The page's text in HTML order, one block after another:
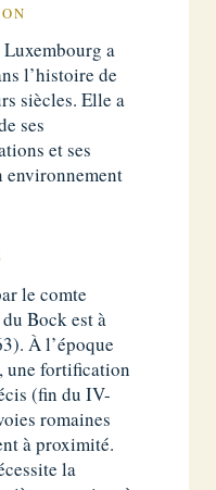
a
l’histoire de
siècles. Elle a
ses
et ses
environnement
le comte
Bock est à
À l’époque
une fortification
(fin du IV-
romaines
à proximité.
la